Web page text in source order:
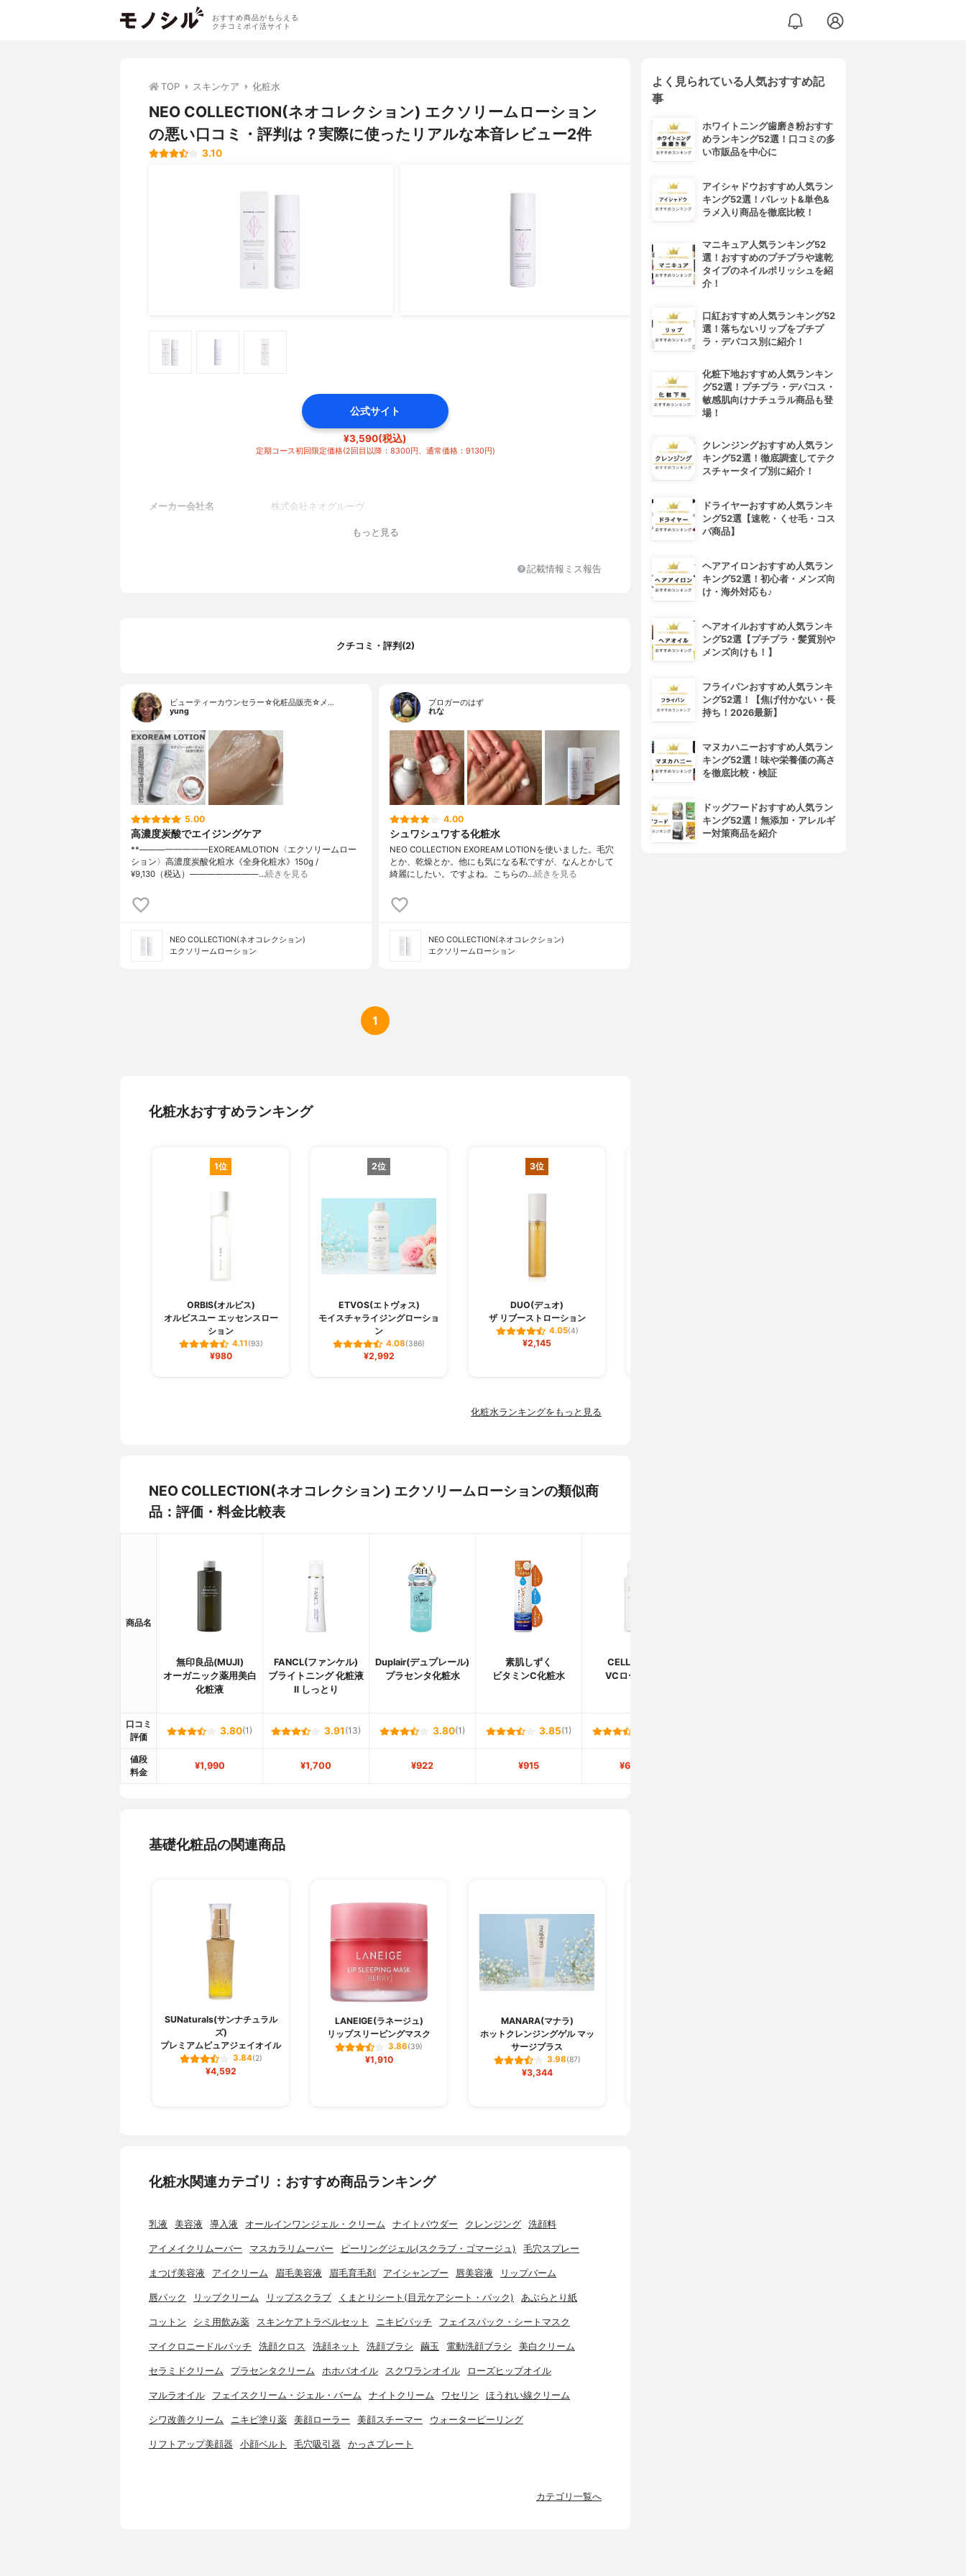
おすすめ商品がもらえる
クチコミポイ活サイト
TOP スキンケア 化粧水
NEO COLLECTION(ネオコレクション) エクソリームローション
の悪い口コミ・評判は？実際に使ったリアルな本音レビュー2件
3.10
公式サイト
¥3,590(税込)
定期コース初回限定価格(2回目以降：8300円、通常価格：9130円)
メーカー会社名 株式会社ネオグルーヴ
もっと見る
記載情報ミス報告
クチコミ・評判(2)
ビューティーカウンセラー☆化粧品販売☆メ…
yung
5.00
高濃度炭酸でエイジングケア
**⁡————————⁡EXOREAMLOTION〈エクソリームロー
ション〉高濃度炭酸化粧水《全身化粧水》⁡150g /
¥9,130（税込）————————⁡…続きを見る
NEO COLLECTION(ネオコレクション)
エクソリームローション
ブロガーのはず
れな
4.00
シュワシュワする化粧水
NEO COLLECTION EXOREAM LOTIONを使いました。毛穴
とか、乾燥とか。他にも気になる私ですが、なんとかして
綺麗にしたい。ですよね。こちらの…続きを見る
NEO COLLECTION(ネオコレクション)
エクソリームローション
1
化粧水おすすめランキング
1位
ORBIS(オルビス)
オルビスユー エッセンスロー
ション
4.11(93)
¥980
2位
ETVOS(エトヴォス)
モイスチャライジングローショ
ン
4.08(386)
¥2,992
3位
DUO(デュオ)
ザ リブーストローション
4.05(4)
¥2,145
化粧水ランキングをもっと見る
NEO COLLECTION(ネオコレクション) エクソリームローションの類似商
品：評価・料金比較表
商品名
無印良品(MUJI)
オーガニック薬用美白
化粧液
FANCL(ファンケル)
ブライトニング 化粧液
Ⅱ しっとり
Duplair(デュプレール)
プラセンタ化粧水
素肌しずく
ビタミンC化粧水
CELLA(セラ)
VCローション
口コミ
評価
3.80(1) 3.91 (13) 3.80(1) 3.85(1)
値段
料金
¥1,990 ¥1,700 ¥922 ¥915 ¥6,380
基礎化粧品の関連商品
SUNaturals(サンナチュラル
ズ)
プレミアムピュアジェイオイル
3.84(2)
¥4,592
LANEIGE(ラネージュ)
リップスリーピングマスク
3.86(39)
¥1,910
MANARA(マナラ)
ホットクレンジングゲル マッ
サージプラス
3.98(87)
¥3,344
化粧水関連カテゴリ：おすすめ商品ランキング
乳液 美容液 導入液 オールインワンジェル・クリーム ナイトパウダー クレンジング 洗顔料
アイメイクリムーバー マスカラリムーバー ピーリングジェル(スクラブ・ゴマージュ) 毛穴スプレー
まつげ美容液 アイクリーム 眉毛美容液 眉毛育毛剤 アイシャンプー 唇美容液 リップバーム
唇パック リップクリーム リップスクラブ くまとりシート(目元ケアシート・パック) あぶらとり紙
コットン シミ用飲み薬 スキンケアトラベルセット ニキビパッチ フェイスパック・シートマスク
マイクロニードルパッチ 洗顔クロス 洗顔ネット 洗顔ブラシ 繭玉 電動洗顔ブラシ 美白クリーム
セラミドクリーム プラセンタクリーム ホホバオイル スクワランオイル ローズヒップオイル
マルラオイル フェイスクリーム・ジェル・バーム ナイトクリーム ワセリン ほうれい線クリーム
シワ改善クリーム ニキビ塗り薬 美顔ローラー 美顔スチーマー ウォーターピーリング
リフトアップ美顔器 小顔ベルト 毛穴吸引器 かっさプレート
カテゴリ一覧へ
よく見られている人気おすすめ記
事
ホワイトニング歯磨き粉おすす
めランキング52選！口コミの多
い市販品を中心に
アイシャドウおすすめ人気ラン
キング52選！パレット&単色&
ラメ入り商品を徹底比較！
マニキュア人気ランキング52
選！おすすめのプチプラや速乾
タイプのネイルポリッシュを紹
介！
口紅おすすめ人気ランキング52
選！落ちないリップをプチプ
ラ・デパコス別に紹介！
化粧下地おすすめ人気ランキン
グ52選！プチプラ・デパコス・
敏感肌向けナチュラル商品も登
場！
クレンジングおすすめ人気ラン
キング52選！徹底調査してテク
スチャータイプ別に紹介！
ドライヤーおすすめ人気ランキ
ング52選【速乾・くせ毛・コス
パ商品】
ヘアアイロンおすすめ人気ラン
キング52選！初心者・メンズ向
け・海外対応も♪
ヘアオイルおすすめ人気ランキ
ング52選【プチプラ・髪質別や
メンズ向けも！】
フライパンおすすめ人気ランキ
ング52選！【焦げ付かない・長
持ち！2026最新】
マヌカハニーおすすめ人気ラン
キング52選！味や栄養価の高さ
を徹底比較・検証
ドッグフードおすすめ人気ラン
キング52選！無添加・アレルギ
ー対策商品を紹介